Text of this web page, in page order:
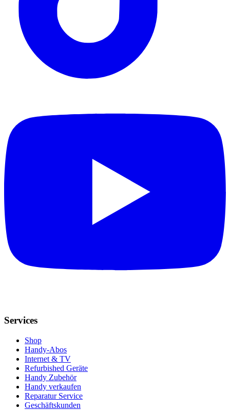
Services
Shop
Handy-Abos
Internet & TV
Refurbished Geräte
Handy Zubehör
Handy verkaufen
Reparatur Service
Geschäftskunden